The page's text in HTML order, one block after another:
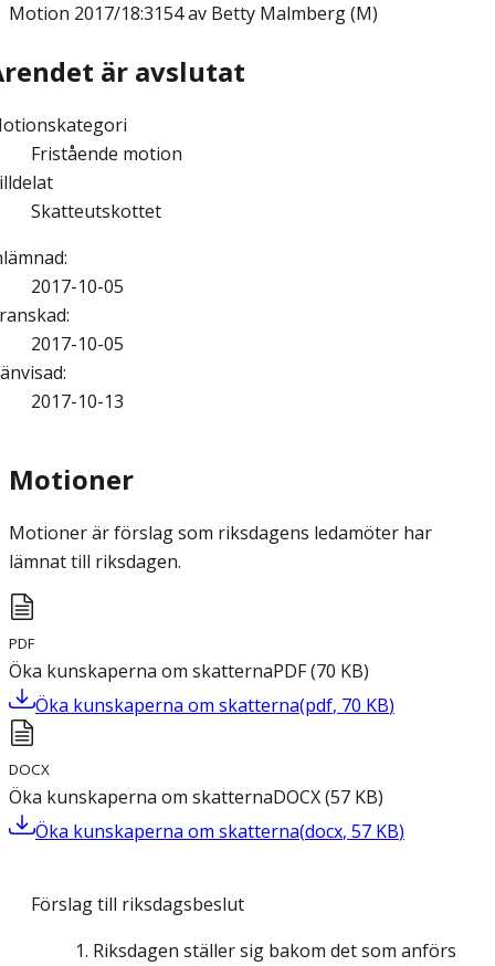
Motion 2017/18:3154 av Betty Malmberg (M)
är avslutat
Fristående motion
Skatteutskottet
:
2017-10-05
:
2017-10-05
:
2017-10-13
Motioner
Motioner är förslag som riksdagens ledamöter har
lämnat till riksdagen.
PDF
Öka kunskaperna om skatternaPDF(70 KB)
Öka kunskaperna om skatterna(pdf, 70 KB)
DOCX
Öka kunskaperna om skatternaDOCX(57 KB)
Öka kunskaperna om skatterna(docx, 57 KB)
Förslag till riksdagsbeslut
Riksdagen ställer sig bakom det som anförs